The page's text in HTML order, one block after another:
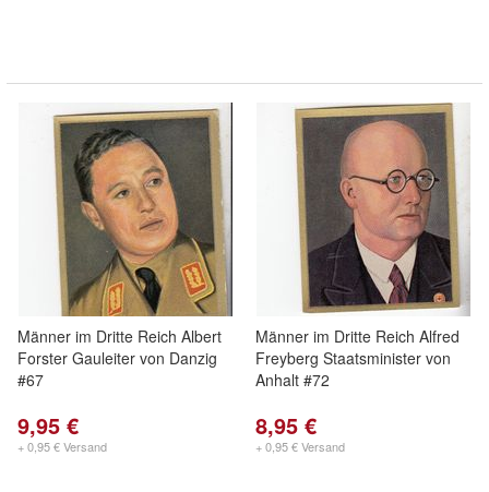
Männer im Dritte Reich Albert
Forster Gauleiter von Danzig
#67
9,95 €
+ 0,95 € Versand
Männer im Dritte Reich Alfred
Freyberg Staatsminister von
Anhalt #72
8,95 €
+ 0,95 € Versand